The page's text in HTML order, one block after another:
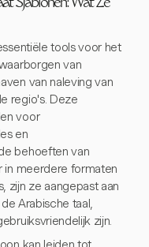
Sjablonen: Wat Ze
tools voor het
van
van naleving van
regio's. Deze
voor
en
behoeften van
in meerdere formaten
zijn ze aangepast aan
Arabische taal,
zijn.